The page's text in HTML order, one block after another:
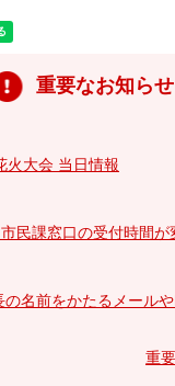
重要なお知らせ
火大会 当日情報
民課窓口の受付時間
の名前をかたるメール
重